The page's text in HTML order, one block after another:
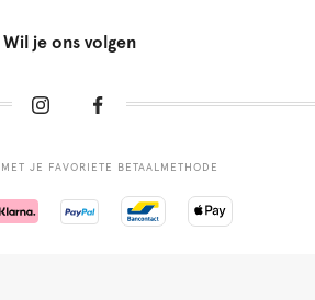
Wil je ons volgen
JE FAVORIETE BETAALMETHODE